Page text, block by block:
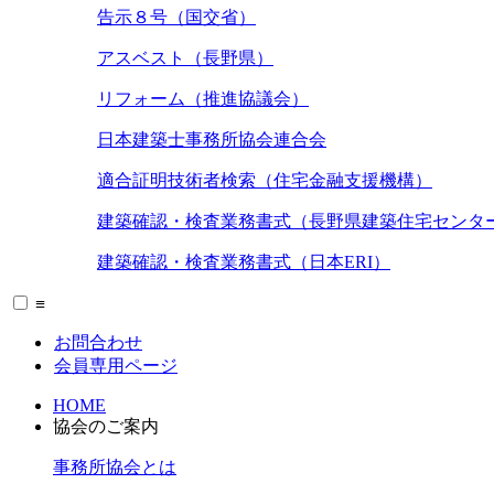
告示８号（国交省）
アスベスト（長野県）
リフォーム（推進協議会）
日本建築士事務所協会連合会
適合証明技術者検索（住宅金融支援機構）
建築確認・検査業務書式（長野県建築住宅センタ
建築確認・検査業務書式（日本ERI）
≡
お問合わせ
会員専用ページ
HOME
協会のご案内
事務所協会とは